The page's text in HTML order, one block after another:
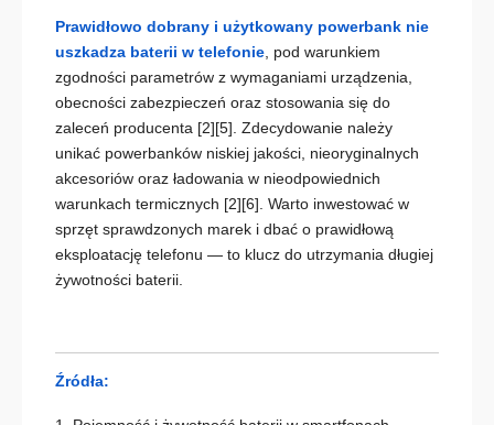
Prawidłowo dobrany i użytkowany powerbank nie
uszkadza baterii w telefonie , pod warunkiem
zgodności parametrów z wymaganiami urządzenia,
obecności zabezpieczeń oraz stosowania się do
zaleceń producenta [2][5] . Zdecydowanie należy
unikać powerbanków niskiej jakości, nieoryginalnych
akcesoriów oraz ładowania w nieodpowiednich
warunkach termicznych [2][6] . Warto inwestować w
sprzęt sprawdzonych marek i dbać o prawidłową
eksploatację telefonu — to klucz do utrzymania długiej
żywotności baterii.
Źródła: